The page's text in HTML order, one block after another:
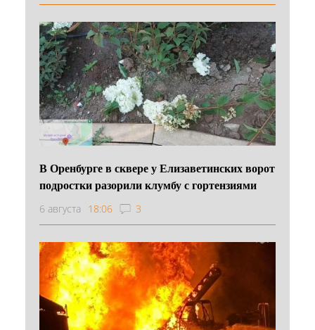
В Оренбурге в сквере у Елизаветинских ворот
подростки разорили клумбу с гортензиями
6 августа 18:06 3